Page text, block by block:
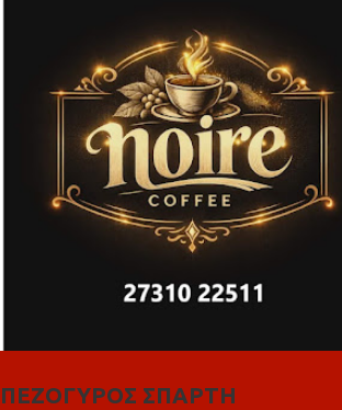
ΠΕΖΟΓΥΡΟΣ ΣΠΑΡΤΗ